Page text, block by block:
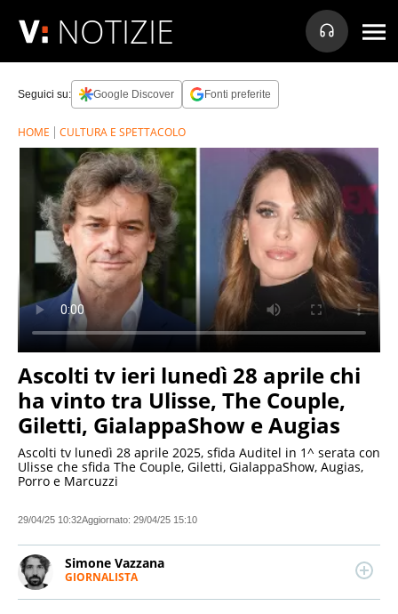
NOTIZIE
Seguici su: Google Discover Fonti preferite
HOME CULTURA E SPETTACOLO
Ascolti tv ieri lunedì 28 aprile chi
ha vinto tra Ulisse, The Couple,
Giletti, GialappaShow e Augias
Ascolti tv lunedì 28 aprile 2025, sfida Auditel in 1^ serata con
Ulisse che sfida The Couple, Giletti, GialappaShow, Augias,
Porro e Marcuzzi
29/04/25 10:32Aggiornato: 29/04/25 15:10
Simone Vazzana
GIORNALISTA